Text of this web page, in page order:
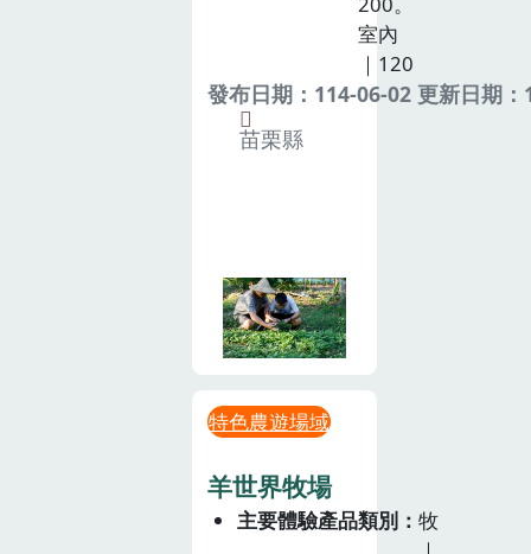
室內
｜120
發布日期：114-06-02 更新日期
苗栗縣
特色農遊場域
羊世界牧場
主要體驗產品類別
牧